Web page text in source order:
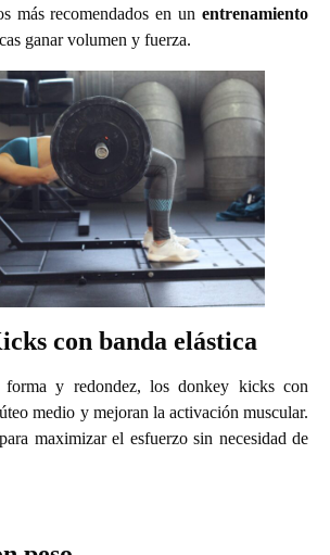
más recomendados en un entrenamiento
ganar volumen y fuerza.
con banda elástica
forma y redondez, los donkey kicks con
medio y mejoran la activación muscular.
maximizar el esfuerzo sin necesidad de